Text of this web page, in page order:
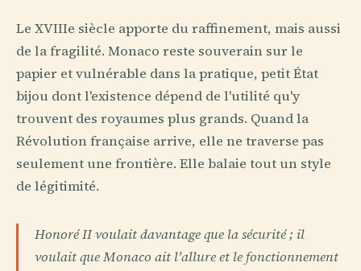
Le XVIIIe siècle apporte du raffinement, mais aussi
de la fragilité. Monaco reste souverain sur le
papier et vulnérable dans la pratique, petit État
bijou dont l'existence dépend de l'utilité qu'y
trouvent des royaumes plus grands. Quand la
Révolution française arrive, elle ne traverse pas
seulement une frontière. Elle balaie tout un style
de légitimité.
Honoré II voulait davantage que la sécurité ; il
voulait que Monaco ait l'allure et le fonctionnement